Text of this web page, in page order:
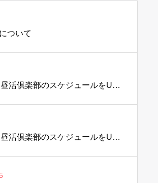
ついて
8月WS・昼活倶楽部のスケジュールをUPしました♫
7月WS・昼活倶楽部のスケジュールをUPしました♫